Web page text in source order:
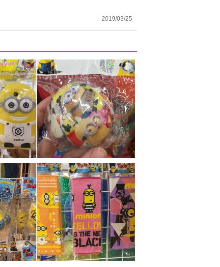
2019/03/25